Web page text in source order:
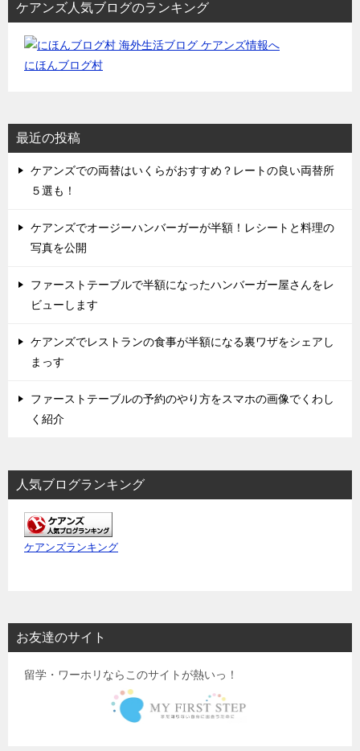
ケアンズ人気ブログのランキング
にほんブログ村
最近の投稿
ケアンズでの両替はいくらがおすすめ？レートの良い両替所
５選も！
ケアンズでオージーハンバーガーが半額！レシートと料理の
写真を公開
ファーストテーブルで半額になったハンバーガー屋さんをレ
ビューします
ケアンズでレストランの食事が半額になる裏ワザをシェアし
まっす
ファーストテーブルの予約のやり方をスマホの画像でくわし
く紹介
人気ブログランキング
ケアンズランキング
お友達のサイト
留学・ワーホリならこのサイトが熱いっ！